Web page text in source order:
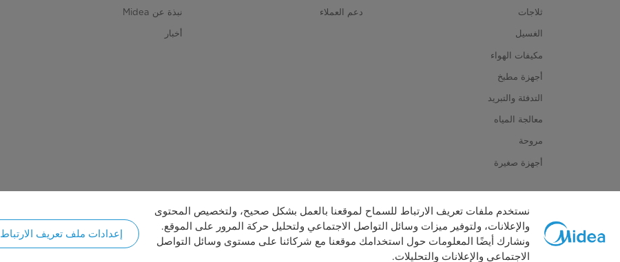
ثلاجات
الغسيل
مكيفات الهواء
أجهزة مطبخ
التدفئة والتبريد
معالجة المياه
مروحة
أجهزة صغيرة
دعم العملاء
نبذة عن Midea
أخبار
حقوق النشر © 2026 مايديا. جميع الحقوق محفوظة.
نستخدم ملفات تعريف الارتباط للسماح لموقعنا بالعمل بشكل صحيح، ولتخصيص المحتوى
والإعلانات، ولتوفير ميزات وسائل التواصل الاجتماعي ولتحليل حركة المرور على الموقع.
ونشارك أيضًا المعلومات حول استخدامك موقعنا مع شركائنا على مستوى وسائل التواصل
الاجتماعي والإعلانات والتحليلات.
إعدادات ملف تعريف الارتباط